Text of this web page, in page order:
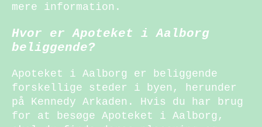
mere information.
Hvor er Apoteket i Aalborg
beliggende?
Apoteket i Aalborg er beliggende
forskellige steder i byen, herunder
på Kennedy Arkaden. Hvis du har brug
for at besøge Apoteket i Aalborg,